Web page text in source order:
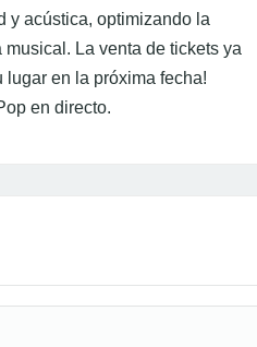
y acústica, optimizando la
La venta de tickets ya
en la próxima fecha!
en directo.